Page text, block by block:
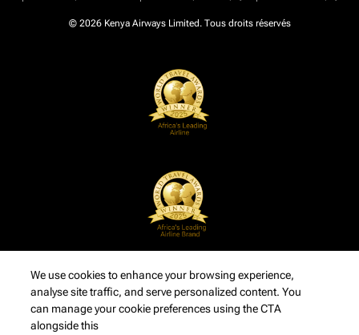
© 2026 Kenya Airways Limited. Tous droits réservés
We use cookies to enhance your browsing experience,
analyse site traffic, and serve personalized content. You
can manage your cookie preferences using the CTA
alongside this